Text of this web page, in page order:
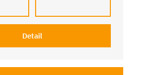
Detail